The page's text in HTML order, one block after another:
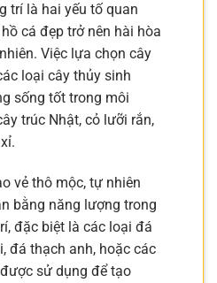
trí là hai yếu tố quan
cá đẹp trở nên hài hòa
Việc lựa chọn cây
loại cây thủy sinh
sống tốt trong môi
trúc Nhật, cỏ lưỡi rắn,
vẻ thô mộc, tự nhiên
bằng năng lượng trong
đặc biệt là các loại đá
đá thạch anh, hoặc các
sử dụng để tạo